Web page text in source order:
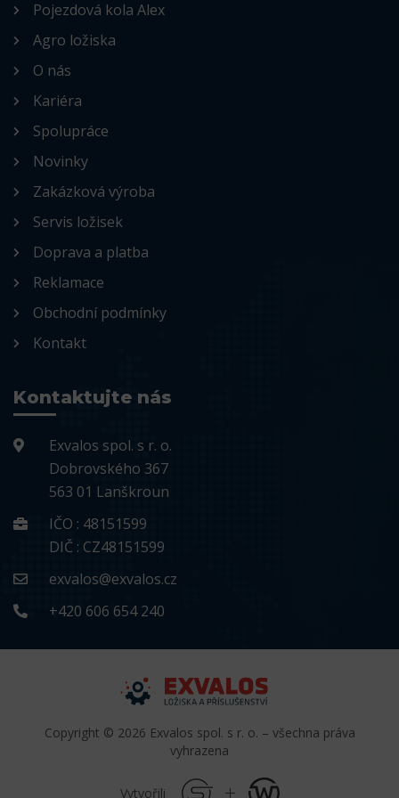
Pojezdová kola Alex
Agro ložiska
O nás
Kariéra
Spolupráce
Novinky
Zakázková výroba
Servis ložisek
Doprava a platba
Reklamace
Obchodní podmínky
Kontakt
Kontaktujte nás
Exvalos spol. s r. o.
Dobrovského 367
563 01 Lanškroun
IČO : 48151599
DIČ : CZ48151599
exvalos@exvalos.cz
+420 606 654 240
Copyright © 2026 Exvalos spol. s r. o. – všechna práva
vyhrazena
Vytvořili